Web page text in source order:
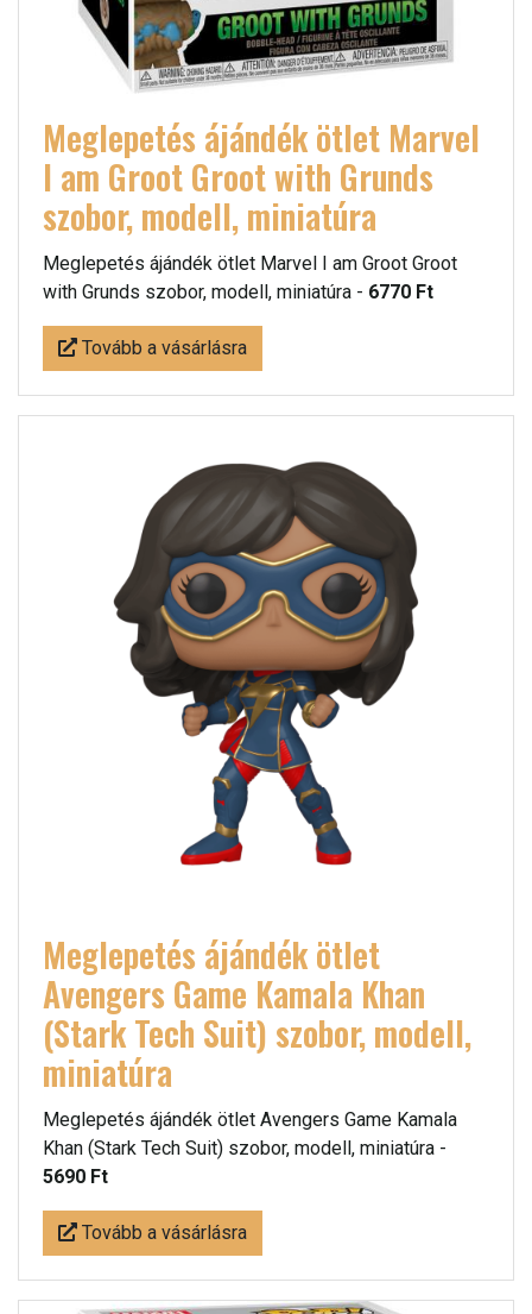
Meglepetés ájándék ötlet Marvel
I am Groot Groot with Grunds
szobor, modell, miniatúra
Meglepetés ájándék ötlet Marvel I am Groot Groot
with Grunds szobor, modell, miniatúra - 6770 Ft
Tovább a vásárlásra
Meglepetés ájándék ötlet
Avengers Game Kamala Khan
(Stark Tech Suit) szobor, modell,
miniatúra
Meglepetés ájándék ötlet Avengers Game Kamala
Khan (Stark Tech Suit) szobor, modell, miniatúra -
5690 Ft
Tovább a vásárlásra